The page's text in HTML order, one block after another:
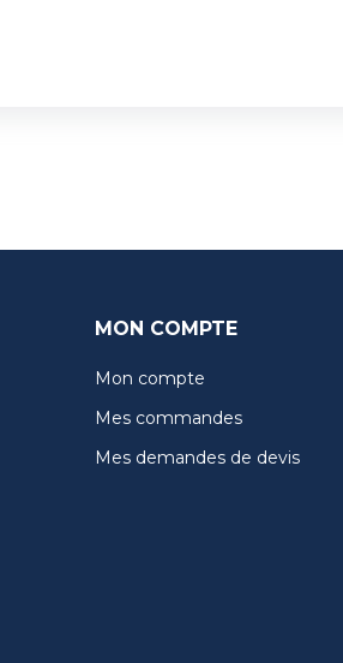
MON COMPTE
Mon compte
Mes commandes
Mes demandes de devis